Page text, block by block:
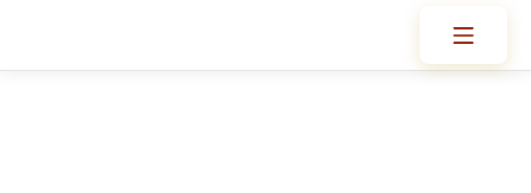
contenido
Bodegas Guzmán Menú